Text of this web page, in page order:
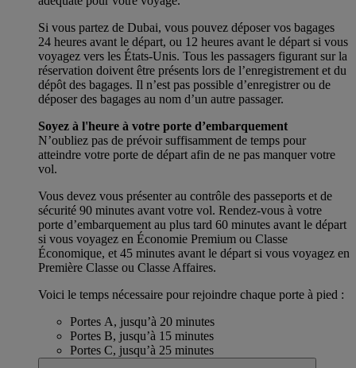
Si vous partez de Dubai, vous pouvez déposer vos bagages
24 heures avant le départ, ou 12 heures avant le départ si vous
voyagez vers les États-Unis. Tous les passagers figurant sur la
réservation doivent être présents lors de l’enregistrement et du
dépôt des bagages. Il n’est pas possible d’enregistrer ou de
déposer des bagages au nom d’un autre passager.
Soyez à l'heure à votre porte d’embarquement
N’oubliez pas de prévoir suffisamment de temps pour
atteindre votre porte de départ afin de ne pas manquer votre
vol.
Vous devez vous présenter au contrôle des passeports et de
sécurité 90 minutes avant votre vol. Rendez-vous à votre
porte d’embarquement au plus tard 60 minutes avant le départ
si vous voyagez en Économie Premium ou Classe
Économique, et 45 minutes avant le départ si vous voyagez en
Première Classe ou Classe Affaires.
Voici le temps nécessaire pour rejoindre chaque porte à pied :
Portes A, jusqu’à 20 minutes
Portes B, jusqu’à 15 minutes
Portes C, jusqu’à 25 minutes